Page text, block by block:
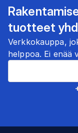
tuotteet
Verkkokauppa,
helppoa. Ei enää